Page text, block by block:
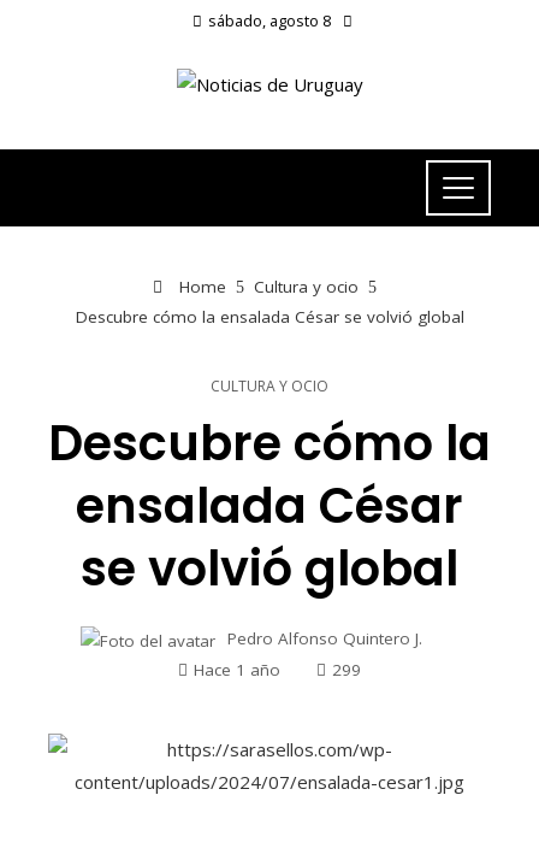
sábado, agosto 8
Home
Cultura y ocio
Descubre cómo la ensalada César se volvió global
CULTURA Y OCIO
Descubre cómo la
ensalada César
se volvió global
Pedro Alfonso Quintero J.
Hace 1 año
299